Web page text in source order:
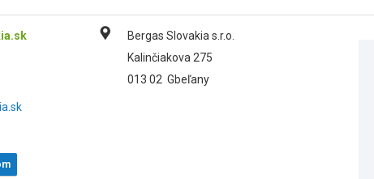
Bergas Slovakia s.r.o.
Kalinčiakova 275
013 02 Gbeľany